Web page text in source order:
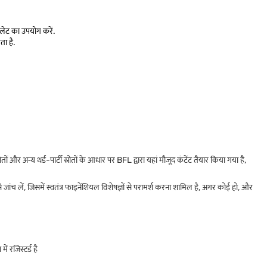
का उपयोग करें.
है.
थर्ड-पार्टी स्रोतों के आधार पर BFL द्वारा यहां मौजूद कंटेंट तैयार किया गया है,
लें, जिसमें स्वतंत्र फाइनेंशियल विशेषज्ञों से परामर्श करना शामिल है, अगर कोई हो, और
रजिस्टर्ड है